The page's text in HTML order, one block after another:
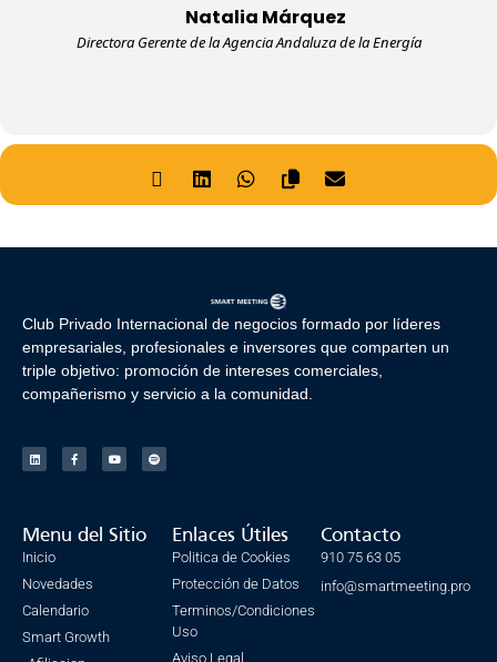
Natalia Márquez
Directora Gerente de la Agencia Andaluza de la Energía
Club Privado Internacional de negocios formado por líderes
empresariales, profesionales e inversores que comparten un
triple objetivo: promoción de intereses comerciales,
compañerismo y servicio a la comunidad.
Menu del Sitio
Inicio
Novedades
Calendario
Smart Growth
Enlaces Útiles
Politica de Cookies
Protección de Datos
Terminos/Condiciones
Uso
Aviso Legal
Contacto
910 75 63 05
info@smartmeeting.pro